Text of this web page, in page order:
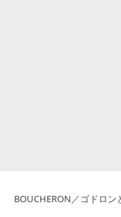
BOUCHERON／ゴドロ